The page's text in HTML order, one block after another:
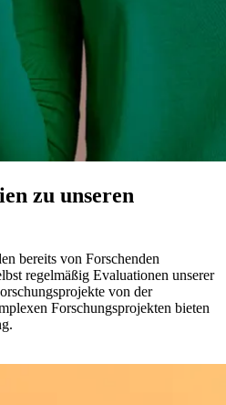
zu unseren
bereits von Forschenden
regelmäßig Evaluationen unserer
von der
Forschungsprojekten bieten